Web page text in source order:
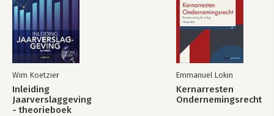
Wim Koetzier
Inleiding
Jaarverslaggeving
- theorieboek
Emmanuel Lokin
Kernarresten
Ondernemingsrecht